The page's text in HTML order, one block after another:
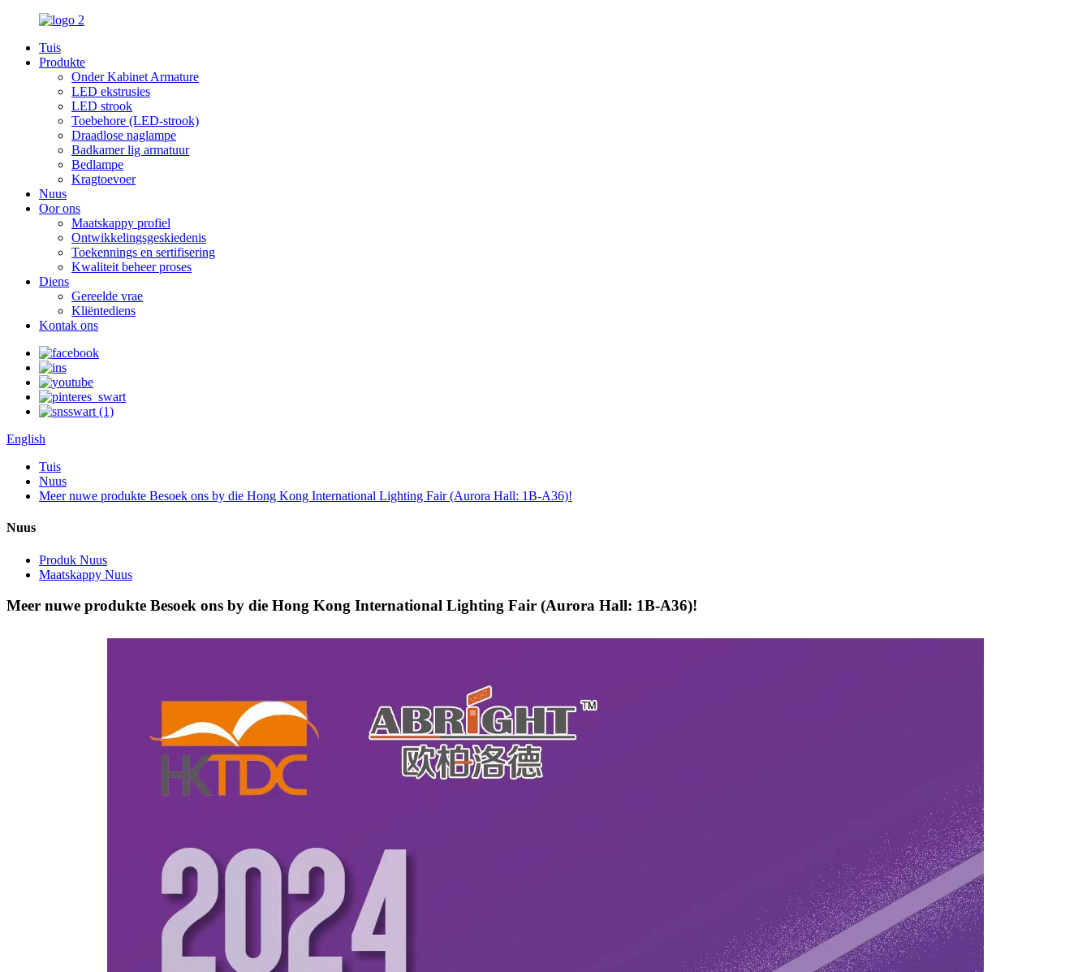
Tuis
Produkte
Onder Kabinet Armature
LED ekstrusies
LED strook
Toebehore (LED-strook)
Draadlose naglampe
Badkamer lig armatuur
Bedlampe
Kragtoevoer
Nuus
Oor ons
Maatskappy profiel
Ontwikkelingsgeskiedenis
Toekennings en sertifisering
Kwaliteit beheer proses
Diens
Gereelde vrae
Kliëntediens
Kontak ons
English
Tuis
Nuus
Meer nuwe produkte Besoek ons ​​by die Hong Kong International Lighting Fair (Aurora Hall: 1B-A36)!
Nuus
Produk Nuus
Maatskappy Nuus
Meer nuwe produkte Besoek ons ​​by die Hong Kong International Lighting Fair (Aurora Hall: 1B-A36)!